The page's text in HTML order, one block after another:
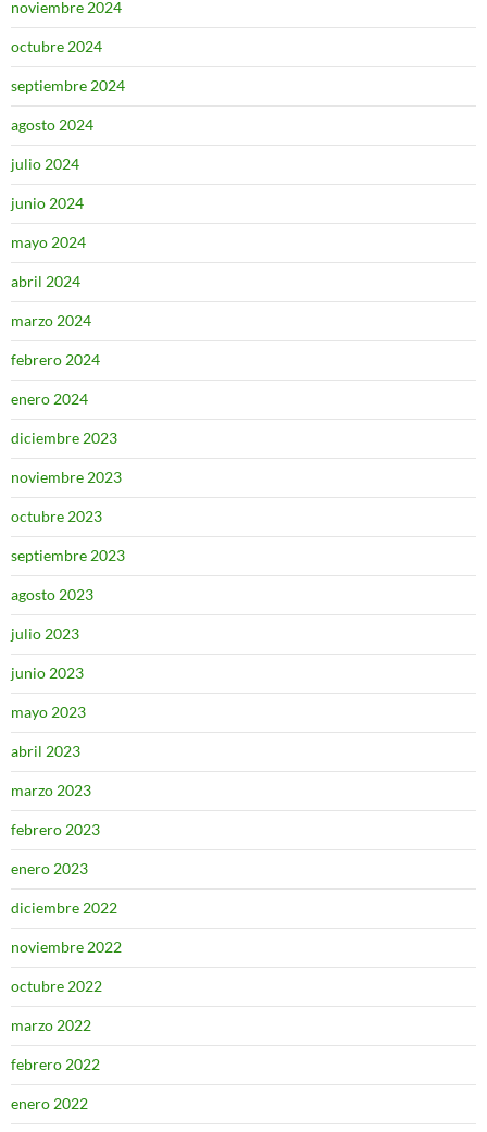
noviembre 2024
octubre 2024
septiembre 2024
agosto 2024
julio 2024
junio 2024
mayo 2024
abril 2024
marzo 2024
febrero 2024
enero 2024
diciembre 2023
noviembre 2023
octubre 2023
septiembre 2023
agosto 2023
julio 2023
junio 2023
mayo 2023
abril 2023
marzo 2023
febrero 2023
enero 2023
diciembre 2022
noviembre 2022
octubre 2022
marzo 2022
febrero 2022
enero 2022